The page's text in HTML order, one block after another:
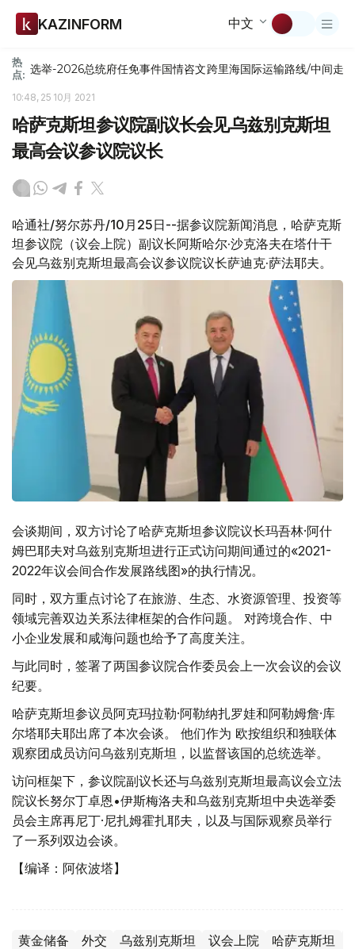
KAZINFORM 中文
热
点: 选举-2026总统府任免事件国情咨文跨里海国际运输路线/中间走廊
10:48, 25 10月 2021
哈萨克斯坦参议院副议长会见乌兹别克斯坦
最高会议参议院议长
哈通社/努尔苏丹/10月25日--据参议院新闻消息，哈萨克斯
坦参议院（议会上院）副议长阿斯哈尔·沙克洛夫在塔什干
会见乌兹别克斯坦最高会议参议院议长萨迪克·萨法耶夫。
会谈期间，双方讨论了哈萨克斯坦参议院议长玛吾林·阿什
姆巴耶夫对乌兹别克斯坦进行正式访问期间通过的«2021-
2022年议会间合作发展路线图»的执行情况。
同时，双方重点讨论了在旅游、生态、水资源管理、投资等
领域完善双边关系法律框架的合作问题。 对跨境合作、中
小企业发展和咸海问题也给予了高度关注。
与此同时，签署了两国参议院合作委员会上一次会议的会议
纪要。
哈萨克斯坦参议员阿克玛拉勒·阿勒纳扎罗娃和阿勒姆詹·库
尔塔耶夫耶出席了本次会谈。 他们作为 欧按组织和独联体
观察团成员访问乌兹别克斯坦，以监督该国的总统选举。
访问框架下，参议院副议长还与乌兹别克斯坦最高议会立法
院议长努尔丁卓恩•伊斯梅洛夫和乌兹别克斯坦中央选举委
员会主席再尼丁·尼扎姆霍扎耶夫，以及与国际观察员举行
了一系列双边会谈。
【编译：阿依波塔】
黄金储备 外交 乌兹别克斯坦 议会上院 哈萨克斯坦